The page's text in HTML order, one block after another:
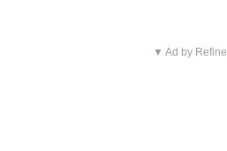
▼ Ad by